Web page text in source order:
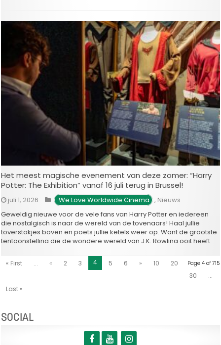
Het meest magische evenement van deze zomer: “Harry
Potter: The Exhibition” vanaf 16 juli terug in Brussel!
juli 1, 2026 We Love Worldwide Cinema , Nieuws
Geweldig nieuwe voor de vele fans van Harry Potter en iedereen
die nostalgisch is naar de wereld van de tovenaars! Haal jullie
toverstokjes boven en poets jullie ketels weer op. Want de grootste
tentoonstelling die de wondere wereld van J.K. Rowling ooit heeft
Page 4 of 715
« First ... « 2 3 4 5 6 » 10
20
30
...
Last »
SOCIAL